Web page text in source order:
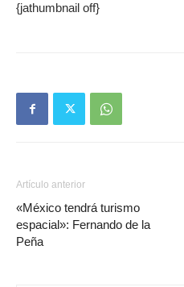
{jathumbnail off}
Artículo anterior
«México tendrá turismo
espacial»: Fernando de la
Peña